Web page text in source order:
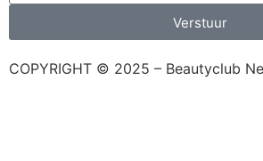
Verstuur
COPYRIGHT © 2025 – Beautyclub